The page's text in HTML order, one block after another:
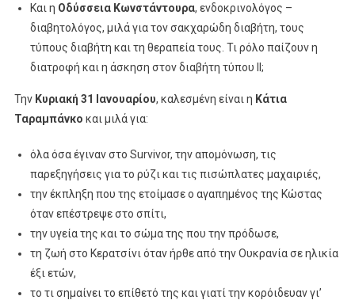
Και η Οδύσσεια Κωνστάντουρα, ενδοκρινολόγος –
διαβητολόγος, μιλά για τον σακχαρώδη διαβήτη, τους
τύπους διαβήτη και τη θεραπεία τους. Τι ρόλο παίζουν η
διατροφή και η άσκηση στον διαβήτη τύπου ΙΙ;
Την Κυριακή 31 Ιανουαρίου, καλεσμένη είναι η Κάτια
Ταραμπάνκο και μιλά για:
όλα όσα έγιναν στο Survivor, την απομόνωση, τις
παρεξηγήσεις για το ρύζι και τις πισώπλατες μαχαιριές,
την έκπληξη που της ετοίμασε ο αγαπημένος της Κώστας
όταν επέστρεψε στο σπίτι,
την υγεία της και το σώμα της που την πρόδωσε,
τη ζωή στο Κερατσίνι όταν ήρθε από την Ουκρανία σε ηλικία
έξι ετών,
το τι σημαίνει το επίθετό της και γιατί την κορόιδευαν γι’